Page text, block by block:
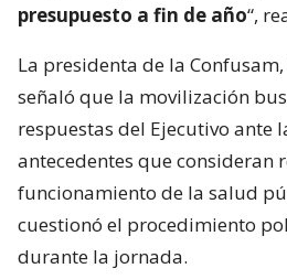
presupuesto a fin de año“,
La presidenta de la Confusam,
señaló que la movilización
respuestas del Ejecutivo ante
antecedentes que consideran
funcionamiento de la salud
cuestionó el procedimiento
durante la jornada.